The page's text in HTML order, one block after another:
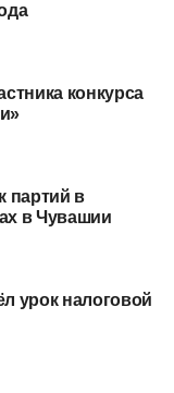
конкурса
партий в
в Чувашии
урок налоговой